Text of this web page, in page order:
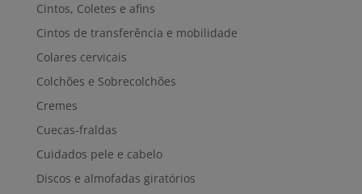
Cintos, Coletes e afins
Cintos de transferência e mobilidade
Colares cervicais
Colchões e Sobrecolchões
Cremes
Cuecas-fraldas
Cuidados pele e cabelo
Discos e almofadas giratórios